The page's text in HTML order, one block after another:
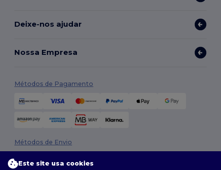
Deixe-nos ajudar
Nossa Empresa
Métodos de Pagamento
Métodos de Envio
Este site usa cookies